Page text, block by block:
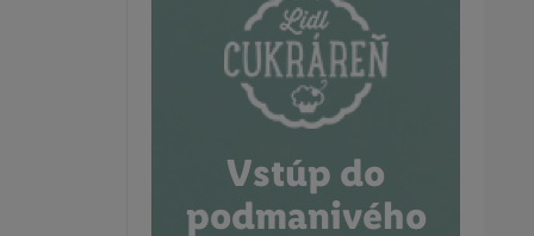
Vstúp do
podmanivého